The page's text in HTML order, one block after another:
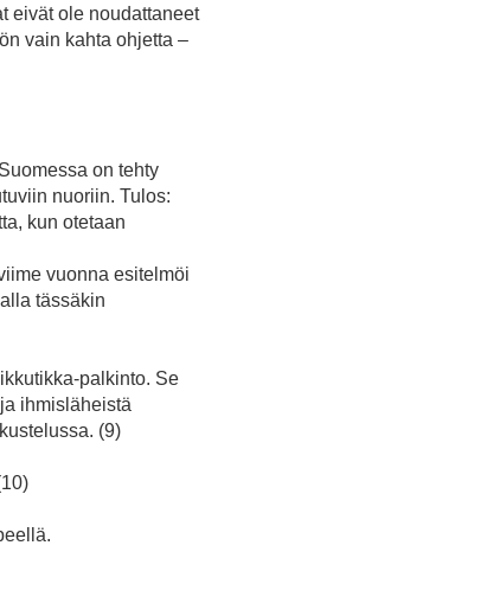
eivät ole noudattaneet
vain kahta ohjetta –
on tehty
nuoriin. Tulos:
kun otetaan
vuonna esitelmöi
tässäkin
palkinto. Se
ihmisläheistä
(9)